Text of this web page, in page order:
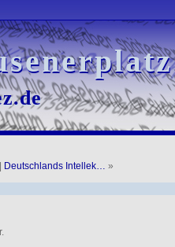
Deutschlands Intellek… »